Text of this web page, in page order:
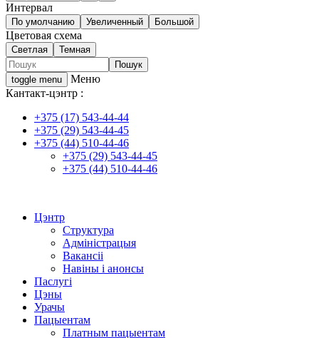
Интервал
По умолчанию Увеличенный Большой
Цветовая схема
Светлая Темная
toggle menu
Меню
Кантакт-цэнтр :
+375 (17) 543-44-44
+375 (29) 543-44-45
+375 (44) 510-44-46
+375 (29) 543-44-45
+375 (44) 510-44-46
Цэнтр
Структура
Адміністрацыя
Вакансіі
Навіны і анонсы
Паслугі
Цэны
Урачы
Пацыентам
Платным пацыентам